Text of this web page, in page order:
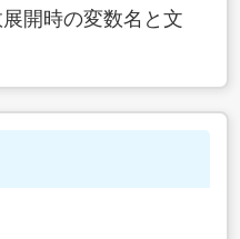
開時の変数名と文